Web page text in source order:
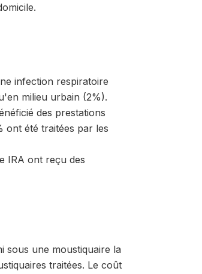
infection respiratoire
milieu urbain (2%).
des prestations
ont été traitées par les
IRA ont reçu des
sous une moustiquaire la
traitées. Le coût